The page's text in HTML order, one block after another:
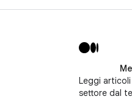
Leggi
settore dal